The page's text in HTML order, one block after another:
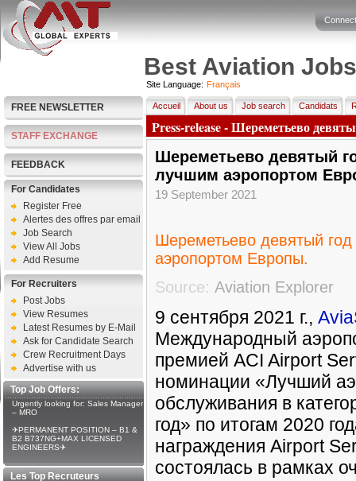
Best Aviation Jobs
FREE NEWSLETTER
STAFF EXCHANGE
FEEDBACK
For Candidates
Register Free
Alertes des offres par email
Job Search
View All Jobs
Add Resume
For Recruiters
Post Jobs
View Resumes
Latest Resumes by E-Mail
Ask for Candidate Search
Crew Recruitment Days
Advertise with us
Top Job Offers:
Urgently looking for: Sales Manager
– MRO
✈PERMANENT POSITION – B1 &
B2 B737NG+MAX LICENSED
ENGINEERS✈
Les Top Recruteurs
Site Language: Français
Accueil About us Job search Candidats
Press-release - Шереметьево
Шереметьево девятый
лучшим аэропортом
19 September 2021
Шереметьево девятый
аэропортом Европы.
Source: Aviation Explorer
9 сентября 2021 г.,
Международный
премией ACI Airport
номинации «Лучший
обслуживания в
год» по итогам 2020
награждения Airport
состоялась в рамках